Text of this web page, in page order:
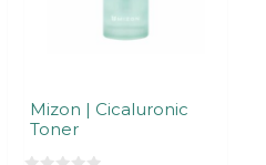
Mizon | Cicaluronic
Toner